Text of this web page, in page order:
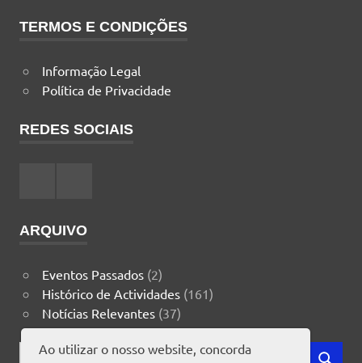
TERMOS E CONDIÇÕES
Informação Legal
Política de Privacidade
REDES SOCIAIS
ARQUIVO
Eventos Passados(2)
Histórico de Actividades(161)
Notícias Relevantes(37)
Search
Ao utilizar o nosso website, concorda